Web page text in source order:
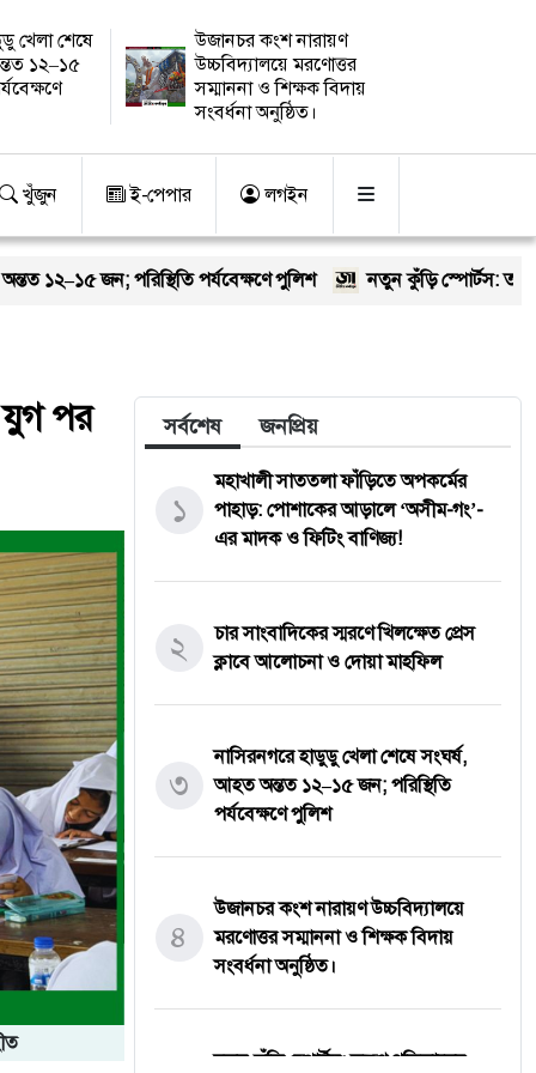
খেলা শেষে
১২–১৫
উজানচর কংশ নারায়ণ
উচ্চবিদ্যালয়ে মরণোত্তর
সম্মাননা ও শিক্ষক বিদায়
সংবর্ধনা অনুষ্ঠিত।
খুঁজুন ই-পেপার লগইন
পর্যবেক্ষণে পুলিশ নতুন কুঁড়ি স্পোর্টস: তরুণ প্রতিভাদের নিয়ে
যুগ পর
সর্বশেষ জনপ্রিয়
১
মহাখালী সাততলা ফাঁড়িতে অপকর্মের
পাহাড়: পোশাকের আড়ালে ‘অসীম-গং’-
এর মাদক ও ফিটিং বাণিজ্য!
২
চার সাংবাদিকের স্মরণে খিলক্ষেত প্রেস
ক্লাবে আলোচনা ও দোয়া মাহফিল
৩
নাসিরনগরে হাডুডু খেলা শেষে সংঘর্ষ,
আহত অন্তত ১২–১৫ জন; পরিস্থিতি
পর্যবেক্ষণে পুলিশ
৪
উজানচর কংশ নারায়ণ উচ্চবিদ্যালয়ে
মরণোত্তর সম্মাননা ও শিক্ষক বিদায়
সংবর্ধনা অনুষ্ঠিত।
নতুন কুঁড়ি স্পোর্টস: তরুণ প্রতিভাদের